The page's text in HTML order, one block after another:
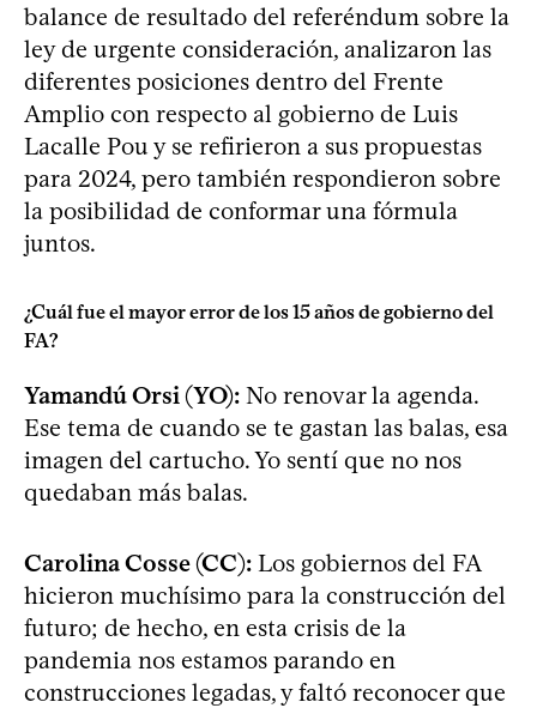
balance de resultado del referéndum sobre la
ley de urgente consideración, analizaron las
diferentes posiciones dentro del Frente
Amplio con respecto al gobierno de Luis
Lacalle Pou y se refirieron a sus propuestas
para 2024, pero también respondieron sobre
la posibilidad de conformar una fórmula
juntos.
¿Cuál fue el mayor error de los 15 años de gobierno del
FA?
Yamandú Orsi (YO): No renovar la agenda.
Ese tema de cuando se te gastan las balas, esa
imagen del cartucho. Yo sentí que no nos
quedaban más balas.
Carolina Cosse (CC): Los gobiernos del FA
hicieron muchísimo para la construcción del
futuro; de hecho, en esta crisis de la
pandemia nos estamos parando en
construcciones legadas, y faltó reconocer que